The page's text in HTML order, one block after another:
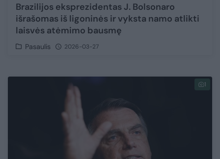
Brazilijos eksprezidentas J. Bolsonaro
išrašomas iš ligoninės ir vyksta namo atlikti
laisvės atėmimo bausmę
Pasaulis 2026-03-27
1